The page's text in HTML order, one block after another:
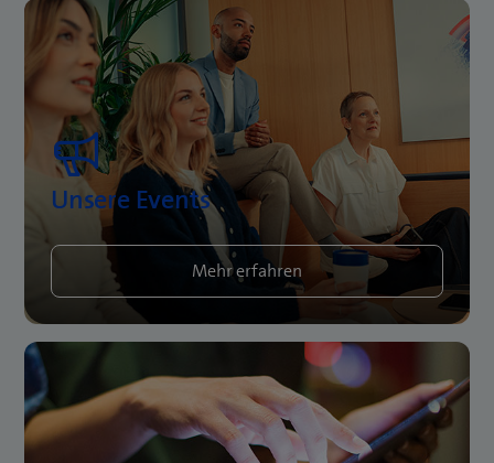
Unsere Events
Mehr erfahren